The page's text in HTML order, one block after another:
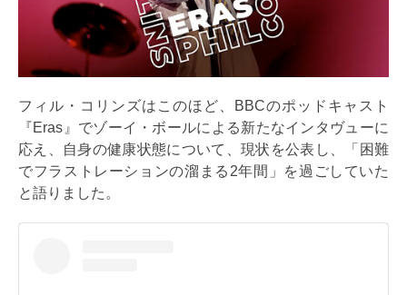
フィル・コリンズはこのほど、BBCのポッドキャスト
『Eras』でゾーイ・ボールによる新たなインタヴューに
応え、自身の健康状態について、現状を公表し、「困難
でフラストレーションの溜まる2年間」を過ごしていた
と語りました。